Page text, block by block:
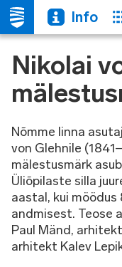
Info
Nikolai
Nõmme linna
von Glehnile
mälestusmärk
Üliõpilaste silla
aastal, kui
andmisest. Teose
Paul Mänd,
arhitekt Kalev